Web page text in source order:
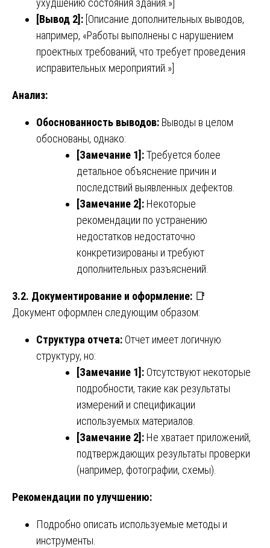
ухудшению состояния здания.»]
[Вывод 2]: [Описание дополнительных выводов,
например, «Работы выполнены с нарушением
проектных требований, что требует проведения
исправительных мероприятий.»]
Анализ:
Обоснованность выводов: Выводы в целом
обоснованы, однако:
[Замечание 1]:Требуется более
детальное объяснение причин и
последствий выявленных дефектов.
[Замечание 2]: Некоторые
рекомендации по устранению
недостатков недостаточно
конкретизированы и требуют
дополнительных разъяснений.
3.2. Документирование и оформление: 📑
Документ оформлен следующим образом:
Структура отчета: Отчет имеет логичную
структуру, но:
[Замечание 1]: Отсутствуют некоторые
подробности, такие как результаты
измерений и спецификации
используемых материалов.
[Замечание 2]: Не хватает приложений,
подтверждающих результаты проверки
(например, фотографии, схемы).
Рекомендации по улучшению:
Подробно описать используемые методы и
инструменты.